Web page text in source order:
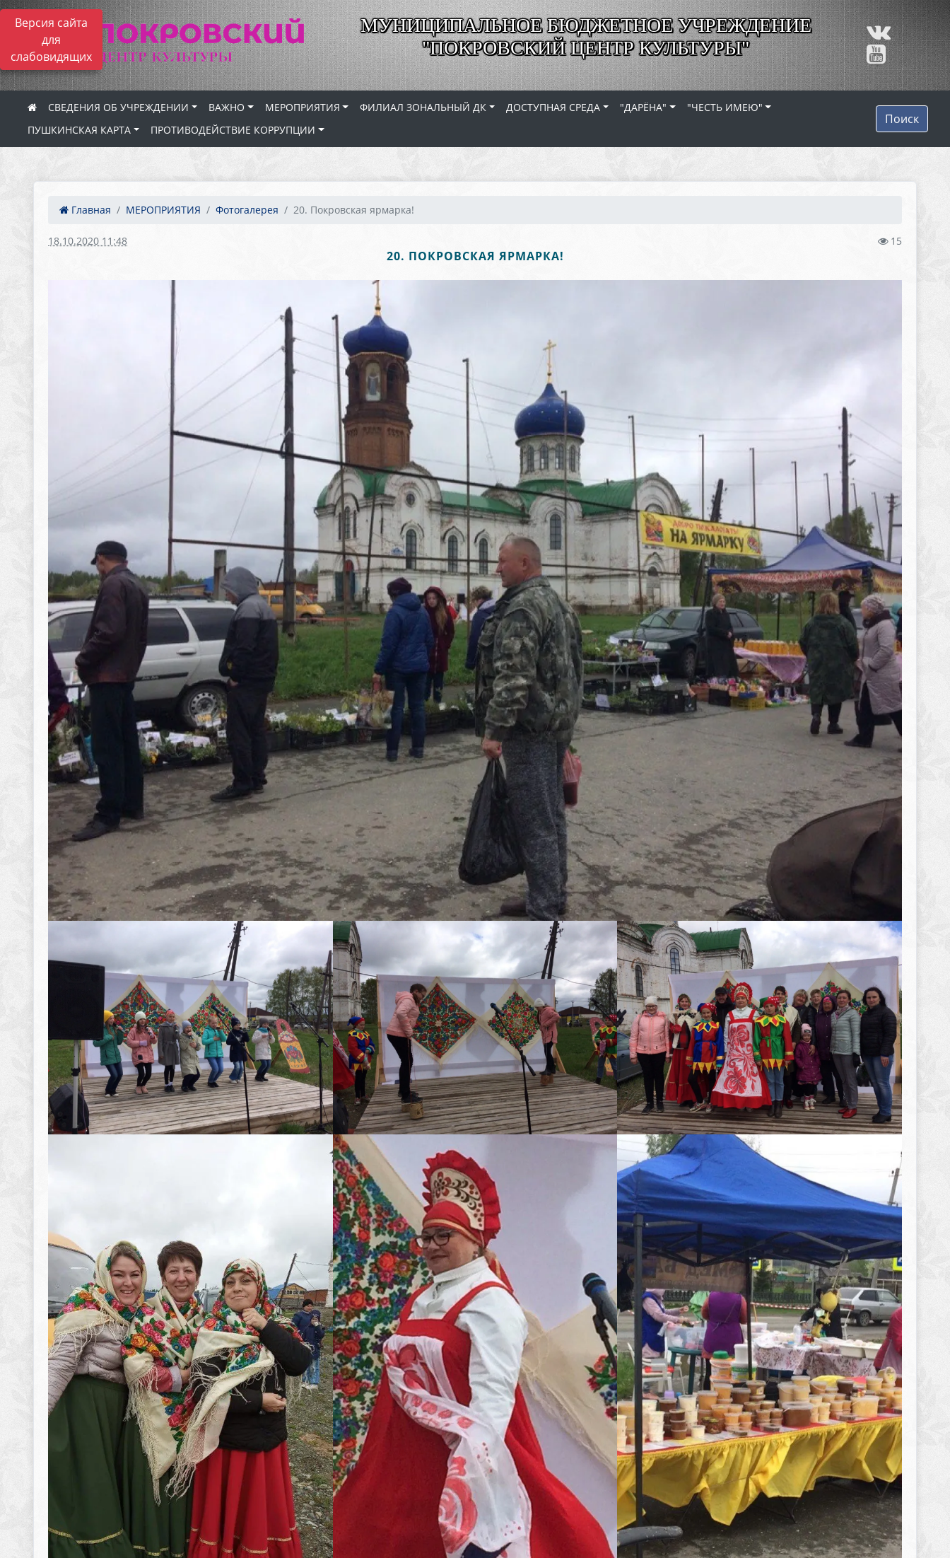
Версия сайта
для
слабовидящих
МУНИЦИПАЛЬНОЕ БЮДЖЕТНОЕ УЧРЕЖДЕНИЕ
"ПОКРОВСКИЙ ЦЕНТР КУЛЬТУРЫ"
СВЕДЕНИЯ ОБ УЧРЕЖДЕНИИ ВАЖНО МЕРОПРИЯТИЯ ФИЛИАЛ ЗОНАЛЬНЫЙ ДК ДОСТУПНАЯ СРЕДА "ДАРЁНА"
"ЧЕСТЬ ИМЕЮ"
ПУШКИНСКАЯ КАРТА
ПРОТИВОДЕЙСТВИЕ КОРРУПЦИИ
Поиск
Главная МЕРОПРИЯТИЯ Фотогалерея 20. Покровская ярмарка!
18.10.2020 11:48 15
20. ПОКРОВСКАЯ ЯРМАРКА!